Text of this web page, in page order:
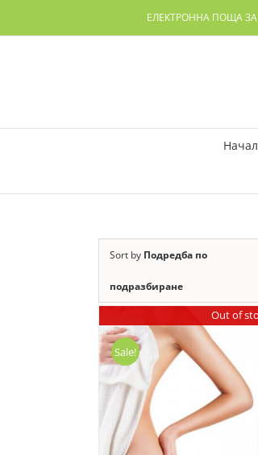
content
ЕЛЕКТРОННА ПОЩА
Sort by Подредба по
подразбиране
Out of
Sale!